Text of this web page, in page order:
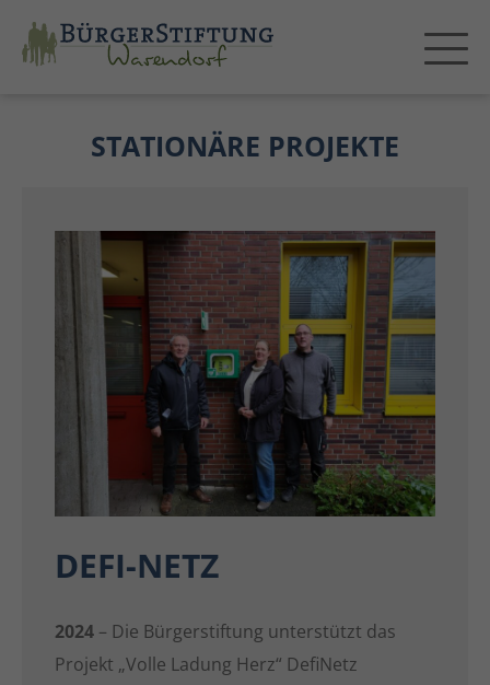
STATIONÄRE PROJEKTE
DEFI-NETZ
2024 – Die Bürgerstiftung unterstützt das
Projekt „Volle Ladung Herz“ DefiNetz